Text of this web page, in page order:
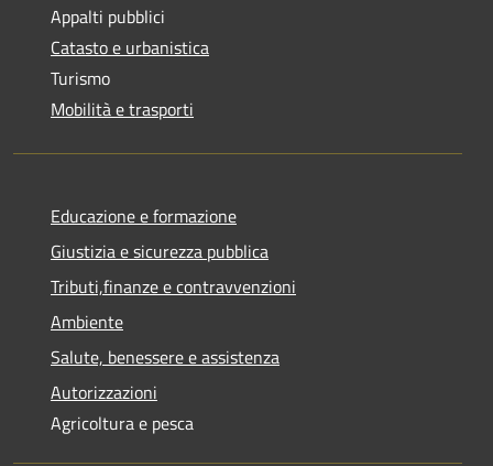
Appalti pubblici
Catasto e urbanistica
Turismo
Mobilità e trasporti
Educazione e formazione
Giustizia e sicurezza pubblica
Tributi,finanze e contravvenzioni
Ambiente
Salute, benessere e assistenza
Autorizzazioni
Agricoltura e pesca